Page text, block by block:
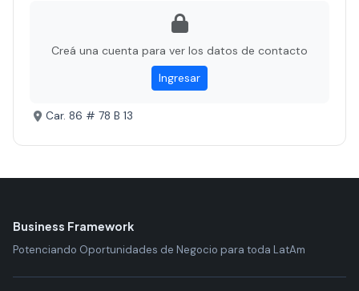
Creá una cuenta para ver los datos de contacto
Ingresar
Car. 86 # 78 B 13
Business Framework
Potenciando Oportunidades de Negocio para toda LatAm